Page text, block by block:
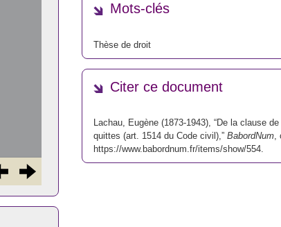
Mots-clés
Thèse de droit
Citer ce document
Lachau, Eugène (1873-1943), “De la clause
quittes (art. 1514 du Code civil),” BabordNum,
https://www.babordnum.fr/items/show/554.